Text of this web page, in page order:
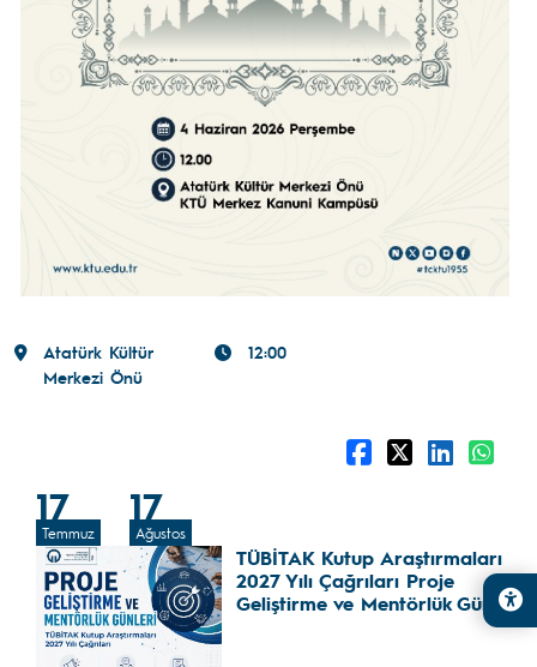
Atatürk Kültür
Merkezi Önü
12:00
17
Temmuz
17
Ağustos
TÜBİTAK Kutup Araştırmaları
2027 Yılı Çağrıları Proje
Geliştirme ve Mentörlük Günleri